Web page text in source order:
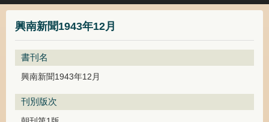
興南新聞1943年12月
書刊名
興南新聞1943年12月
刊別版次